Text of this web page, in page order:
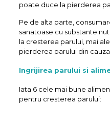
poate duce la pierderea
Pe de alta parte,
sanatoase cu substante
la cresterea parului, mai
pierderea parului din
Ingrijirea parului si
Iata 6 cele mai bune
pentru cresterea parului: